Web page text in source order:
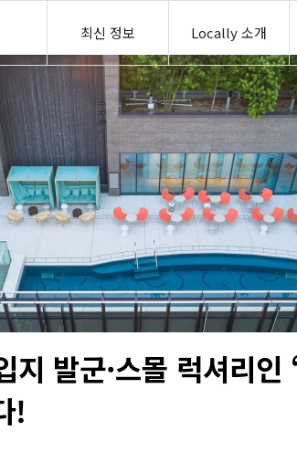
최신 정보 Locally 소개
지 발군·스몰 럭셔리인
!